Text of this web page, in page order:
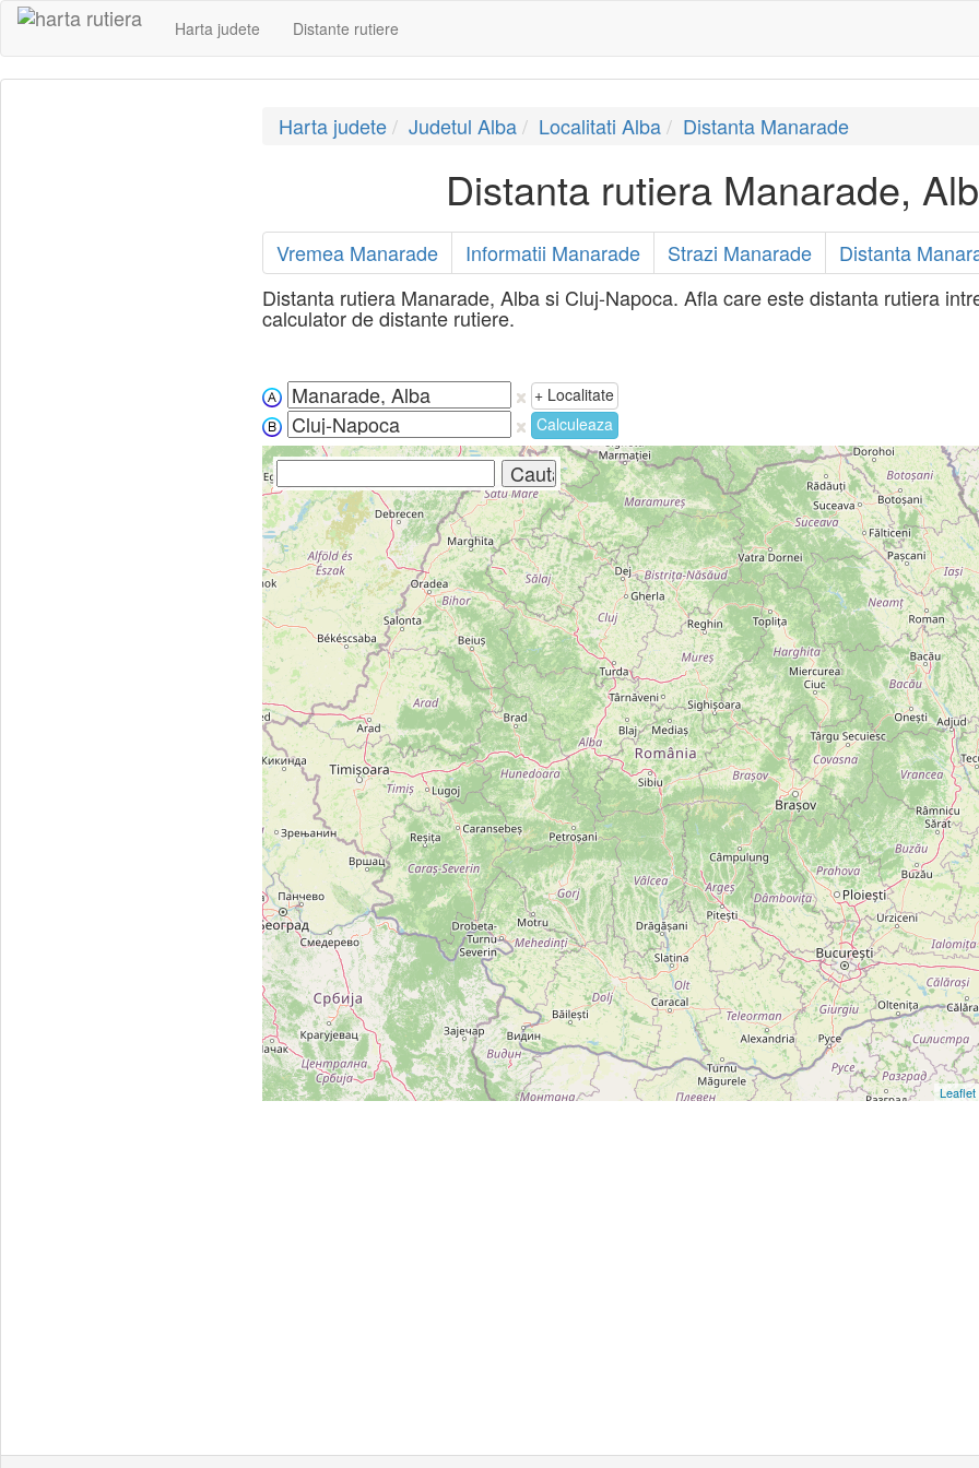
Harta judete Distante rutiere
Harta judete Judetul Alba Localitati Alba Distanta Manarade
Distanta rutiera Manarade,
Vremea Manarade Informatii Manarade Strazi Manarade
Distanta
Distanta rutiera Manarade, Alba si Cluj-Napoca. Afla care este distanta rutiera
calculator de distante rutiere.
+ Localitate
Calculeaza
Leaflet